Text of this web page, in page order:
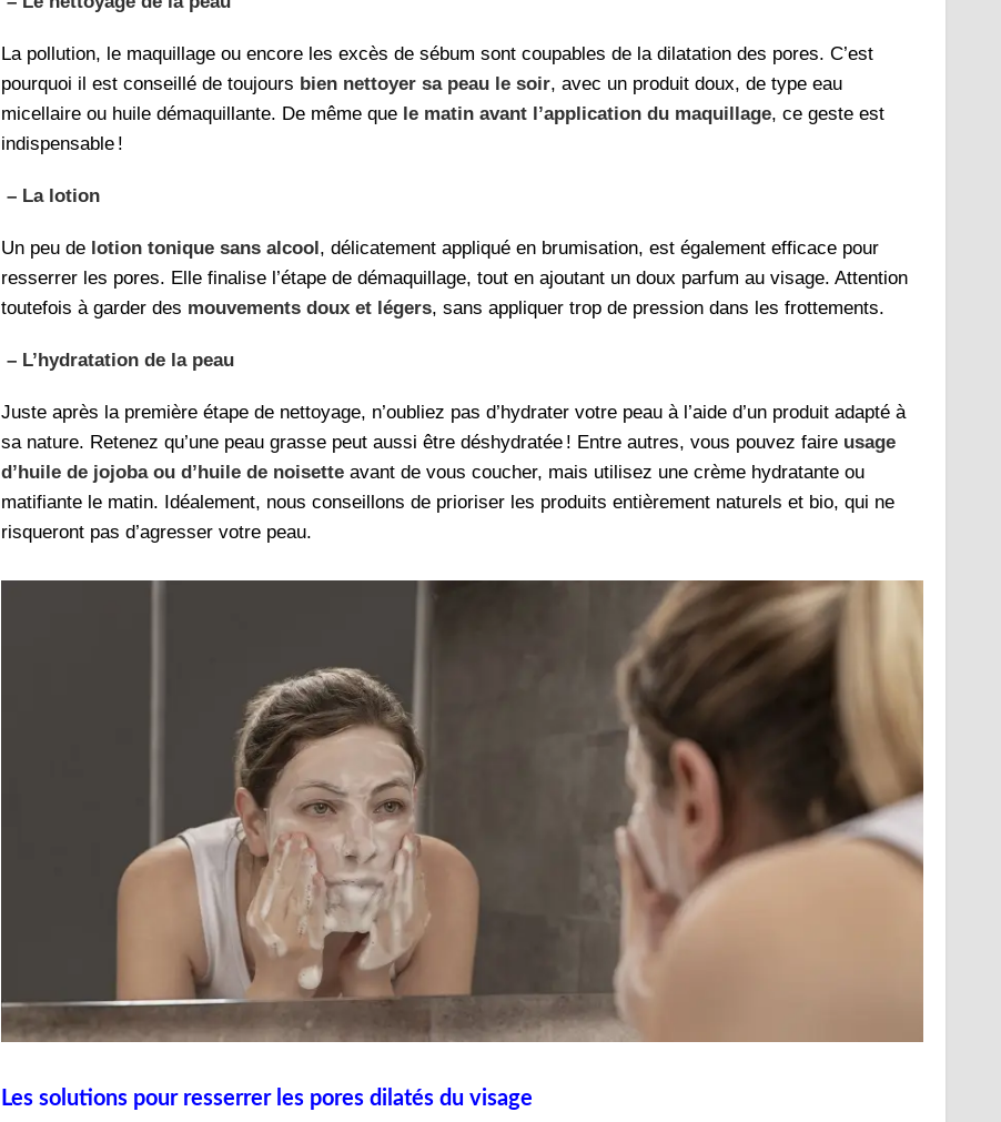
La pollution, le maquillage ou encore les excès de sébum sont coupables de la dilatation des pores. C’est
pourquoi il est conseillé de toujours bien nettoyer sa peau le soir, avec un produit doux, de type eau
micellaire ou huile démaquillante. De même que le matin avant l’application du maquillage, ce geste est
indispensable !
– La lotion
Un peu de lotion tonique sans alcool , délicatement appliqué en brumisation, est également efficace pour
resserrer les pores. Elle finalise l’étape de démaquillage, tout en ajoutant un doux parfum au visage. Attention
toutefois à garder des mouvements doux et légers, sans appliquer trop de pression dans les frottements.
– L’hydratation de la peau
Juste après la première étape de nettoyage, n’oubliez pas d’hydrater votre peau à l’aide d’un produit adapté à
sa nature. Retenez qu’une peau grasse peut aussi être déshydratée ! Entre autres, vous pouvez faire usage
d’huile de jojoba ou d’huile de noisetteavant de vous coucher, mais utilisez une crème hydratante ou
matifiante le matin. Idéalement, nous conseillons de prioriser les produits entièrement naturels et bio, qui ne
risqueront pas d’agresser votre peau.
Les solutions pour resserrer les pores dilatés du visage